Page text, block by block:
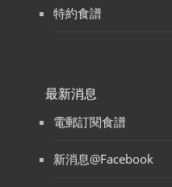
特約食譜
最新消息
電郵訂閱食譜
新消息@Facebook